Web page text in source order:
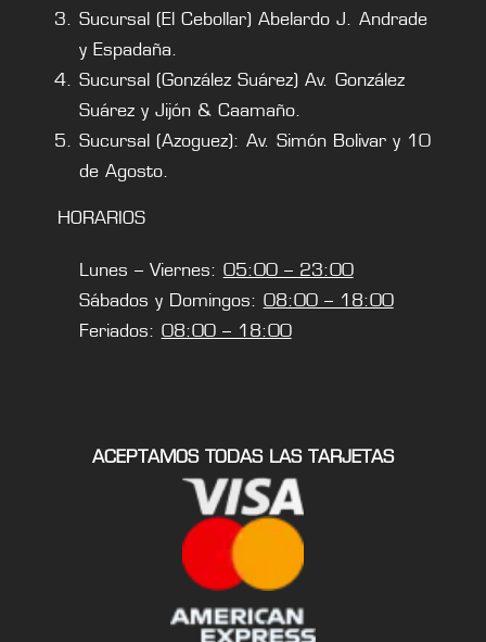
Sucursal (El Cebollar) Abelardo J. Andrade
y Espadaña.
Sucursal (González Suárez) Av. González
Suárez y Jijón & Caamaño.
Sucursal (Azoguez): Av. Simón Bolivar y 10
de Agosto.
HORARIOS
Lunes – Viernes: 05:00 – 23:00
Sábados y Domingos: 08:00 – 18:00
Feriados: 08:00 – 18:00
ACEPTAMOS TODAS LAS TARJETAS